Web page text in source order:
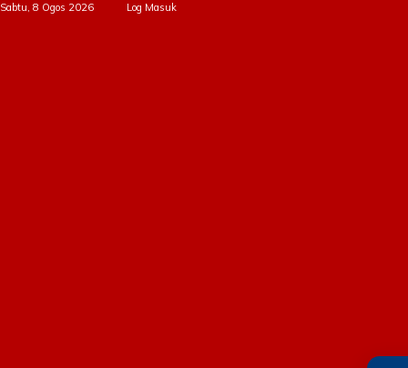
Sabtu, 8 Ogos 2026 Log Masuk